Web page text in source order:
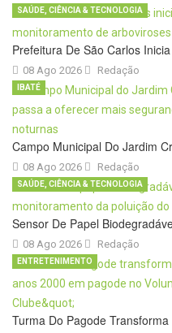
Prefeitura De São Carlos
08 Ago 2026
SAÚDE, CIÊNCIA & TECNOLOGIA
Redação
Campo Municipal Do Jardim
08 Ago 2026
IBATÉ
Redação
Sensor De Papel
08 Ago 2026
SAÚDE, CIÊNCIA & TECNOLOGIA
Redação
Turma Do Pagode
ENTRETENIMENTO